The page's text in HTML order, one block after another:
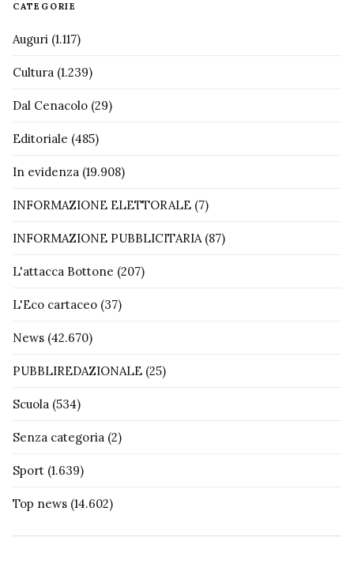
CATEGORIE
Auguri (1.117)
Cultura (1.239)
Dal Cenacolo (29)
Editoriale (485)
In evidenza (19.908)
INFORMAZIONE ELETTORALE (7)
INFORMAZIONE PUBBLICITARIA(87)
L'attacca Bottone (207)
L'Eco cartaceo (37)
News (42.670)
PUBBLIREDAZIONALE (25)
Scuola (534)
Senza categoria (2)
Sport (1.639)
Top news (14.602)